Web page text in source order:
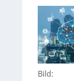
Bild: